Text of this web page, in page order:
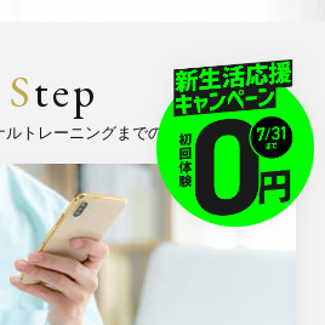
Step
トレーニングまでの流れ